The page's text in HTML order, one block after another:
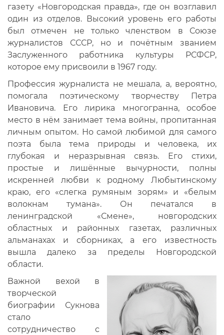
газету «Новгородская правда», где он возглавил
один из отделов. Высокий уровень его работы
был отмечен не только членством в Союзе
журналистов СССР, но и почётным званием
Заслуженного работника культуры РСФСР,
которое ему присвоили в 1967 году.
Профессия журналиста не мешала, а, вероятно,
помогала поэтическому творчеству Петра
Ивановича. Его лирика многогранна, особое
место в нём занимает тема войны, пропитанная
личным опытом. Но самой любимой для самого
поэта была тема природы и человека, их
глубокая и неразрывная связь. Его стихи,
простые и лишённые вычурности, полны
искренней любви к родному Любытинскому
краю, его «слегка румяным зорям» и «белым
волокнам тумана». Он печатался в
ленинградской «Смене», новгородских
областных и районных газетах, различных
альманахах и сборниках, а его известность
вышла далеко за пределы Новгородской
области.
Важной вехой в
творческой
биографии Сукнова
стало
сотрудничество с